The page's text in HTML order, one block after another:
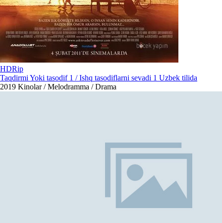
HDRip
Taqdirmi Yoki tasodif 1 / Ishq tasodiflarni sevadi 1 Uzbek tilida
2019 Kinolar / Melodramma / Drama